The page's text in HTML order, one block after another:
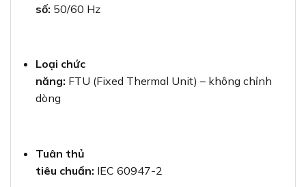
số: 50/60 Hz
Loại chức
năng: FTU (Fixed Thermal Unit) – không chỉnh
dòng
Tuân thủ
tiêu chuẩn: IEC 60947-2